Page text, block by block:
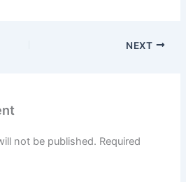
NEXT
not be published. Required